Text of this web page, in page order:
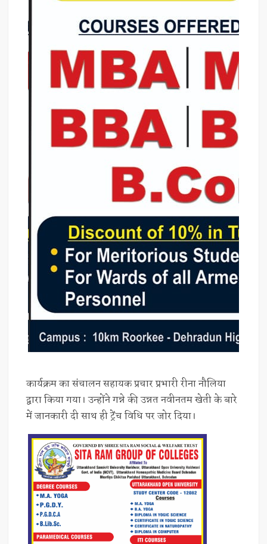
कार्यक्रम का संचालन सहायक प्रचार प्रभारी रीना नौलिया
द्वारा किया गया। उन्होंने गन्ने की उन्नत नवीनतम खेती के बारे
में जानकारी दी साथ ही ट्रेंच विधि पर जोर दिया।